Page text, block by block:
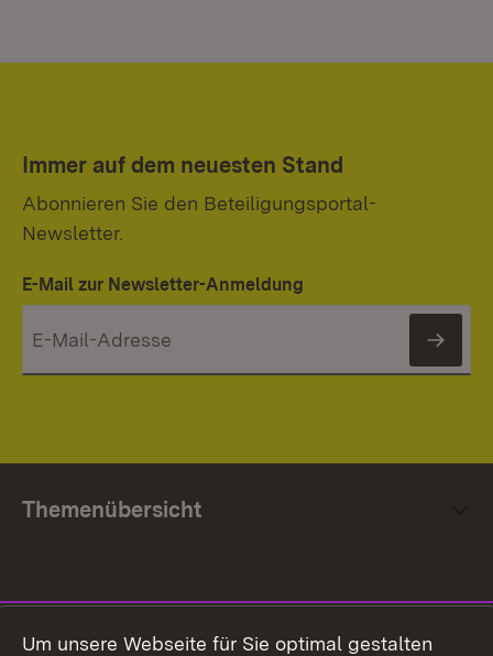
Immer auf dem neuesten Stand
Abonnieren Sie den Beteiligungsportal-
Newsletter.
E-Mail zur Newsletter-Anmeldung
Themenübersicht
Um unsere Webseite für Sie optimal gestalten